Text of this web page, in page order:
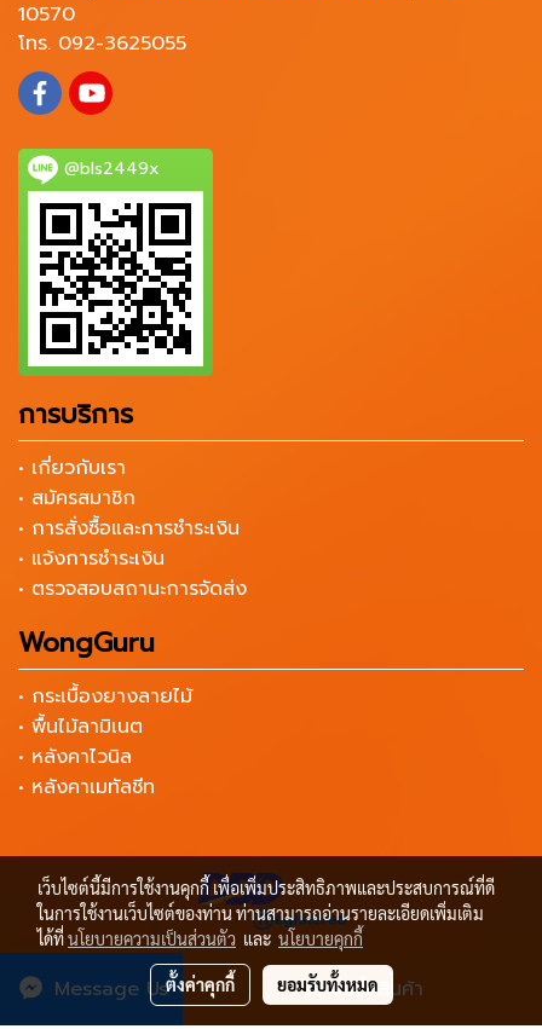
สั่งซื้อสินค้า
Message Us
10570
โทร. 092-3625055
@bls2449x
การบริการ
• เกี่ยวกับเรา
• สมัครสมาชิก
• การสั่งซื้อและการชำระเงิน
• แจ้งการชำระเงิน
• ตรวจสอบสถานะการจัดส่ง
WongGuru
• กระเบื้องยางลายไม้
• พื้นไม้ลามิเนต
• หลังคาไวนิล
• หลังคาเมทัลชีท
Copyright by เครื่องมือช่าง ราคาถูก Wongtools
เว็บไซต์นี้มีการใช้งานคุกกี้ เพื่อเพิ่มประสิทธิภาพและประสบการณ์ที่ดี
ในการใช้งานเว็บไซต์ของท่าน ท่านสามารถอ่านรายละเอียดเพิ่มเติม
ได้ที่นโยบายความเป็นส่วนตัว และ นโยบายคุกกี้
ตั้งค่าคุกกี้ ยอมรับทั้งหมด